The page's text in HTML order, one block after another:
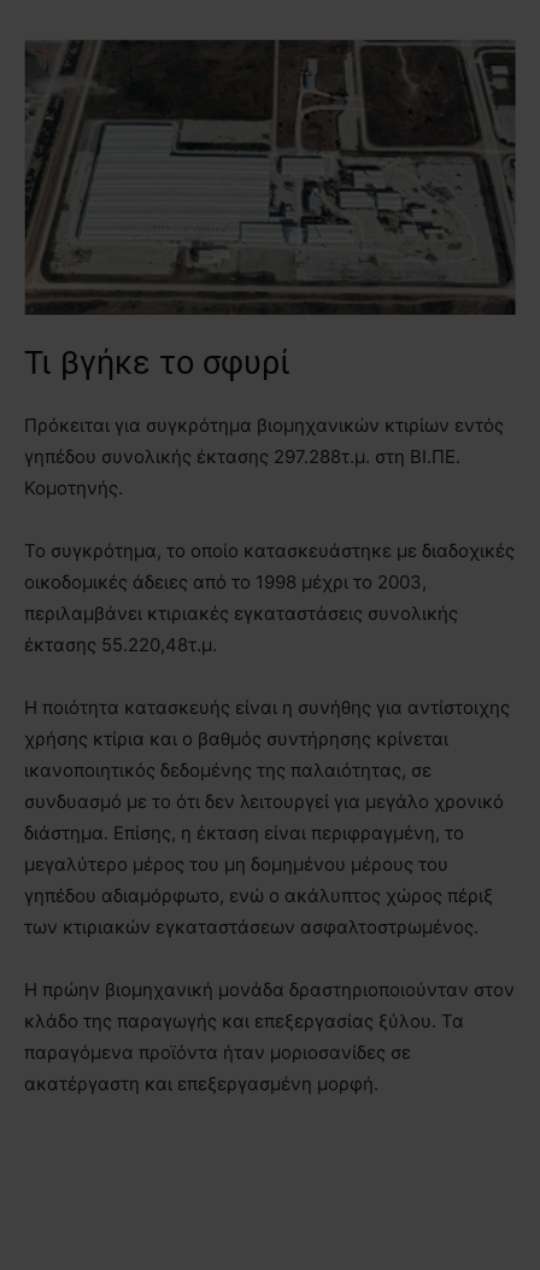
Τι βγήκε το σφυρί
Πρόκειται για συγκρότημα βιομηχανικών κτιρίων εντός
γηπέδου συνολικής έκτασης 297.288τ.μ. στη ΒΙ.ΠΕ.
Κομοτηνής.
Το συγκρότημα, το οποίο κατασκευάστηκε με διαδοχικές
οικοδομικές άδειες από το 1998 μέχρι το 2003,
περιλαμβάνει κτιριακές εγκαταστάσεις συνολικής
έκτασης 55.220,48τ.μ.
Η ποιότητα κατασκευής είναι η συνήθης για αντίστοιχης
χρήσης κτίρια και ο βαθμός συντήρησης κρίνεται
ικανοποιητικός δεδομένης της παλαιότητας, σε
συνδυασμό με το ότι δεν λειτουργεί για μεγάλο χρονικό
διάστημα. Επίσης, η έκταση είναι περιφραγμένη, το
μεγαλύτερο μέρος του μη δομημένου μέρους του
γηπέδου αδιαμόρφωτο, ενώ ο ακάλυπτος χώρος πέριξ
των κτιριακών εγκαταστάσεων ασφαλτοστρωμένος.
Η πρώην βιομηχανική μονάδα δραστηριοποιούνταν στον
κλάδο της παραγωγής και επεξεργασίας ξύλου. Τα
παραγόμενα προϊόντα ήταν μοριοσανίδες σε
ακατέργαστη και επεξεργασμένη μορφή.